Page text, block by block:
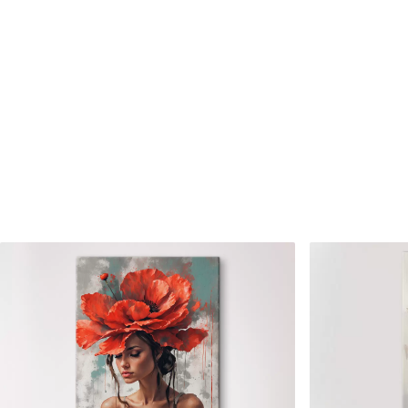
✓
Bezpečný atrament bez
zápachu
Povrch podobný plátnu
Ekologický materiál
✓
Bezpečný atrament
Povrch podobný